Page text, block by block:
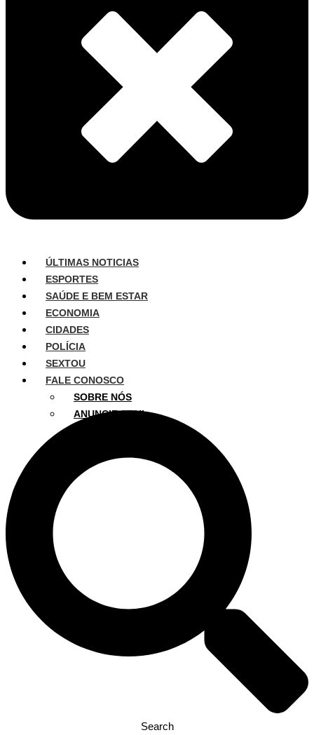
ÚLTIMAS NOTICIAS
ESPORTES
SAÚDE E BEM ESTAR
ECONOMIA
CIDADES
POLÍCIA
SEXTOU
FALE CONOSCO
SOBRE NÓS
ANUNCIE AQUI
Search